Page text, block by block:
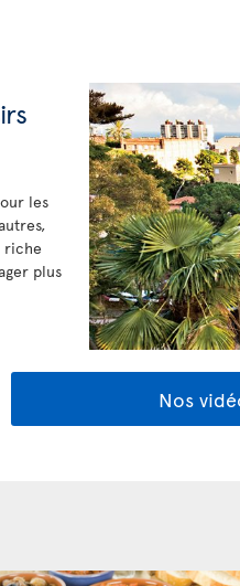
les
riche
plus
Nos